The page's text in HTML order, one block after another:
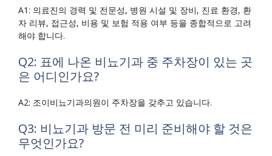
A1: 의료진의 경력 및 전문성, 병원 시설 및 장비, 진료 환경, 환
자 리뷰, 접근성, 비용 및 보험 적용 여부 등을 종합적으로 고려
해야 합니다.
Q2: 표에 나온 비뇨기과 중 주차장이 있는 곳
은 어디인가요?
A2: 조이비뇨기과의원이 주차장을 갖추고 있습니다.
Q3: 비뇨기과 방문 전 미리 준비해야 할 것은
무엇인가요?